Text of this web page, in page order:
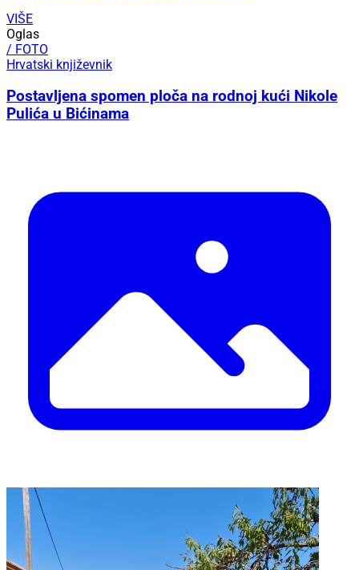
VIŠE
Oglas
/ FOTO
Hrvatski književnik
Postavljena spomen ploča na rodnoj kući Nikole
Pulića u Bićinama